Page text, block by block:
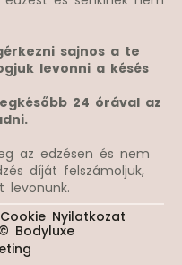
sajnos a te
levonni a késés
24 órával az
az edzésen és nem
díját felszámoljuk,
levonunk.
Cookie Nyilatkozat
Bodyluxe